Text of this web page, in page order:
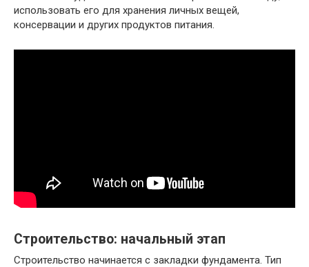
использовать его для хранения личных вещей,
консервации и других продуктов питания.
Строительство: начальный этап
Строительство начинается с закладки фундамента. Тип